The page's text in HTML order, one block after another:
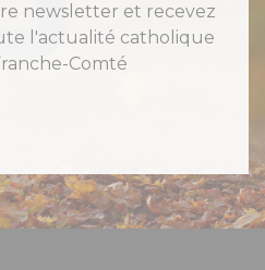
newsletter et recevez
l'actualité catholique
Comté